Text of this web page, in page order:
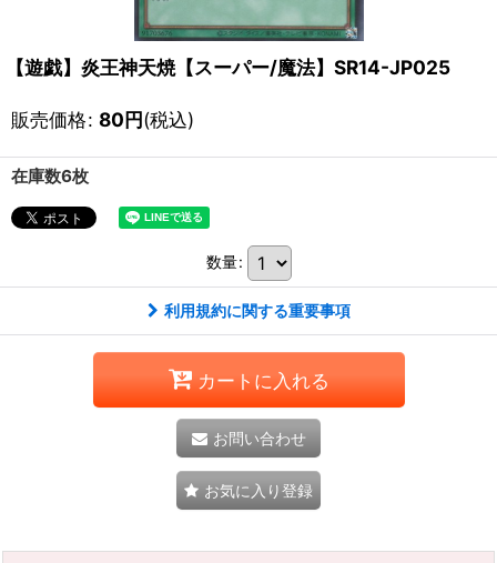
【遊戯】炎王神天焼【スーパー/魔法】SR14-JP025
販売価格: 80円(税込)
在庫数6枚
数量:
利用規約に関する重要事項
カートに入れる
お問い合わせ
お気に入り登録